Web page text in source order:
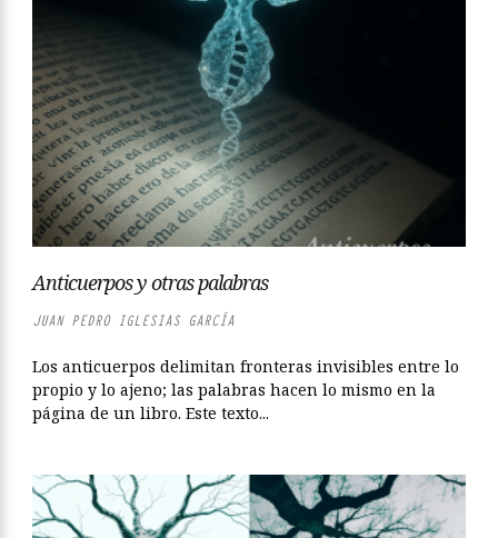
Anticuerpos y otras palabras
JUAN PEDRO IGLESIAS GARCÍA
Los anticuerpos delimitan fronteras invisibles entre lo
propio y lo ajeno; las palabras hacen lo mismo en la
página de un libro. Este texto...